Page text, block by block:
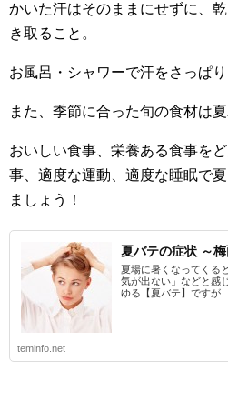
かいた汗はそのままにせずに、
き取ること。
お風呂・シャワーで汗をさっぱり
また、季節に合った旬の食材は夏
おいしい食事、栄養ある食事を
事、適度な運動、適度な睡眠で
ましょう！
夏バテの症状 ～
夏場に暑くなってくる
気が出ない」などと感
ゆる【夏バテ】ですが...
teminfo.net